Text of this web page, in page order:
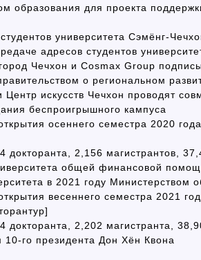
образования для проекта
университета Сэмёнг-
адресов студентов
Чечхон и Cosmax Group
о региональном
Центр искусств Чечхон проводят
беспроигрышного кампуса
осеннего семестра 2020
докторанта, 2,156 магистрантов,
общей финансовой
в 2021 году Министерством
весеннего семестра 2021
докторанта, 2,202 магистранта,
10-го президента Дон Хён Квона